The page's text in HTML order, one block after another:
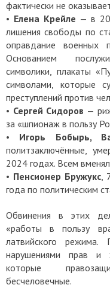
фактически не
• Елена Крейле — в
лишения свободы по
оправдание военных
Основанием
символики, плакаты
символами, которые
преступлений против
• Сергей Сидоров —
за «шпионаж в пользу
•
Игорь Бобырь,
политзаключённые,
2024 годах. Всем
• Пенсионер Бружукс,
года по политическим
Обвинения в этих
«работы в пользу
латвийского режима.
нарушениями прав и
которые
бесчеловечные.